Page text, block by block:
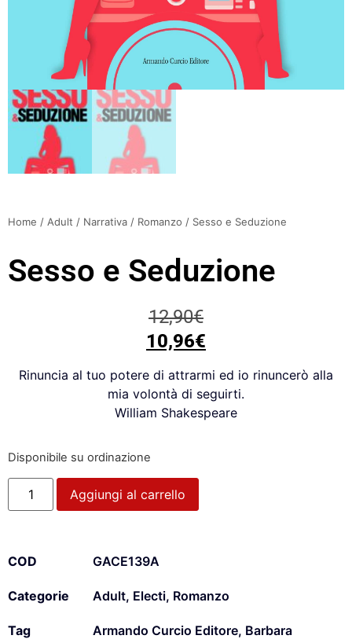
Home / Adult / Narrativa / Romanzo / Sesso e Seduzione
Sesso e Seduzione
12,90€
10,96€
Rinuncia al tuo potere di attrarmi ed io rinuncerò alla
mia volontà di seguirti.
William Shakespeare
Disponibile su ordinazione
Aggiungi al carrello
COD GACE139A
Categorie Adult, Electi, Romanzo
Tag Armando Curcio Editore, Barbara